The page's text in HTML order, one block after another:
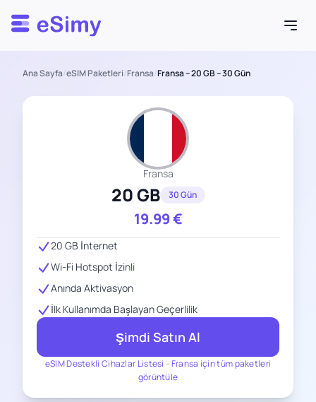
Esimy
Ana Sayfa/eSIM Paketleri/Fransa/Fransa – 20 GB – 30 Gün
Fransa
20 GB 30 Gün
19.99€
eSIM Destekli Cihazlar Listesi - Fransa için tüm paketleri
görüntüle
20 GB İnternet
Wi-Fi Hotspot İzinli
Anında Aktivasyon
İlk Kullanımda Başlayan Geçerlilik
Şimdi Satın Al